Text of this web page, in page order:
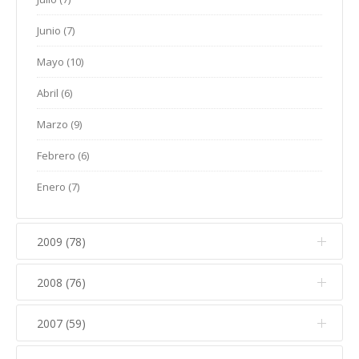
Febrero (10)
Enero (5)
Junio (7)
Mayo (10)
Abril (6)
Marzo (9)
Febrero (6)
Enero (7)
2009 (78)
Diciembre (6)
Noviembre (13)
Octubre (8)
2008 (76)
Diciembre (10)
2007 (59)